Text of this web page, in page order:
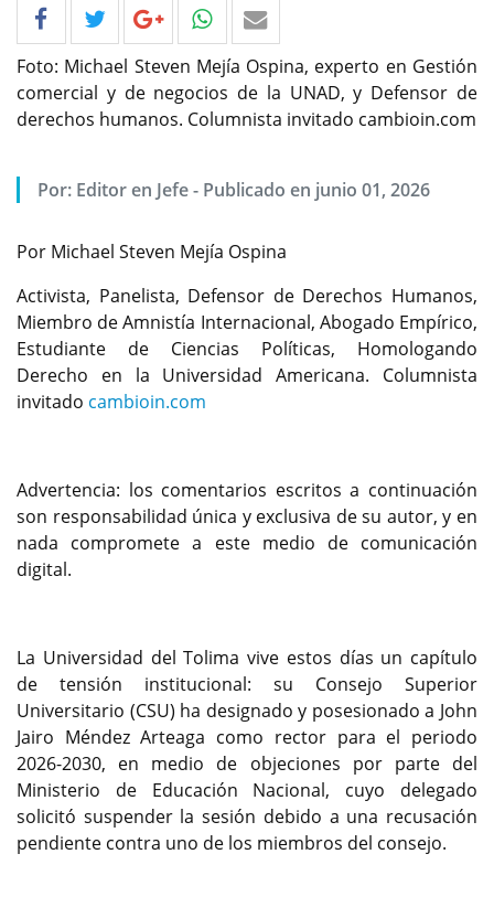
Foto: Michael Steven Mejía Ospina, experto en Gestión
comercial y de negocios de la UNAD, y Defensor de
derechos humanos. Columnista invitado cambioin.com
Por: Editor en Jefe - Publicado en junio 01, 2026
Por Michael Steven Mejía Ospina
Activista, Panelista, Defensor de Derechos Humanos,
Miembro de Amnistía Internacional, Abogado Empírico,
Estudiante de Ciencias Políticas, Homologando
Derecho en la Universidad Americana. Columnista
invitado cambioin.com
Advertencia: los comentarios escritos a continuación
son responsabilidad única y exclusiva de su autor, y en
nada compromete a este medio de comunicación
digital.
La Universidad del Tolima vive estos días un capítulo
de tensión institucional: su Consejo Superior
Universitario (CSU) ha designado y posesionado a John
Jairo Méndez Arteaga como rector para el periodo
2026-2030, en medio de objeciones por parte del
Ministerio de Educación Nacional, cuyo delegado
solicitó suspender la sesión debido a una recusación
pendiente contra uno de los miembros del consejo.